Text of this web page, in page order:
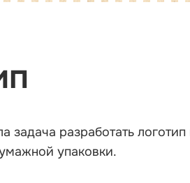
задача разработать
упаковки.